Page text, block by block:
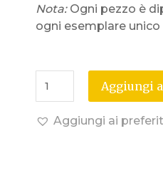
Nota:Ogni pezzo è
ogni esemplare
Aggiungi
Aggiungi ai